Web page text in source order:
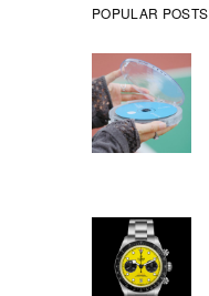
POPULAR POSTS